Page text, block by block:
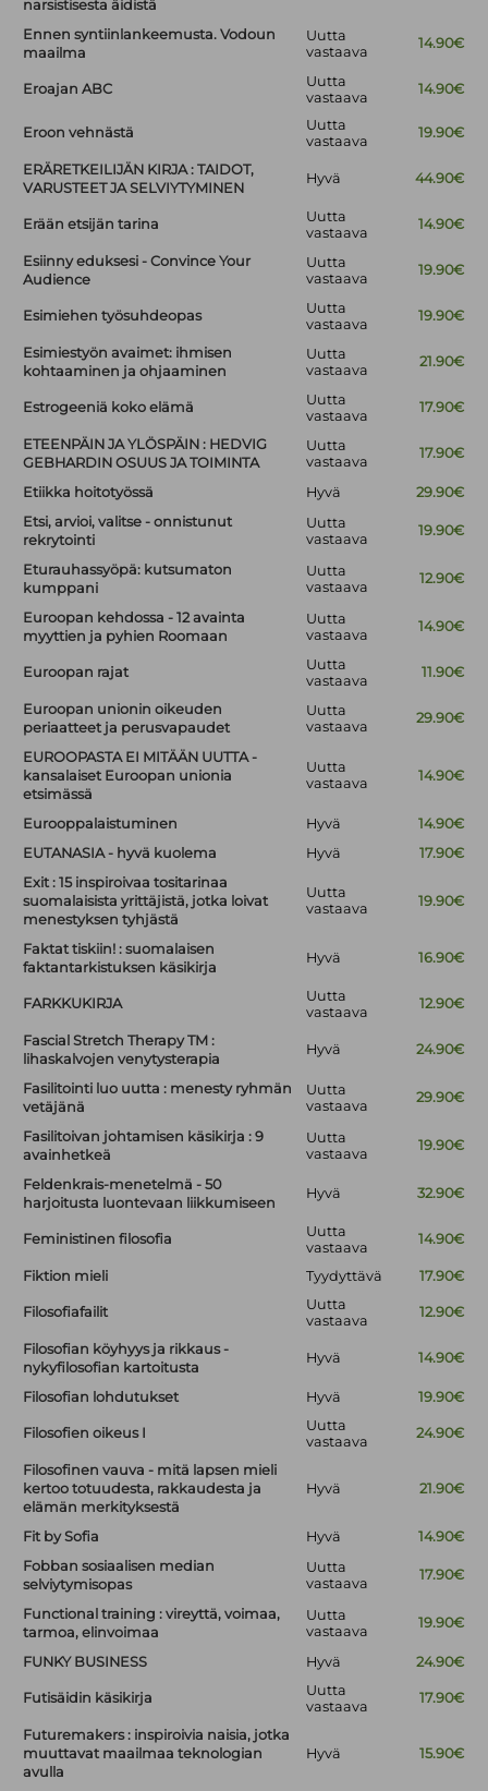
narsistisesta äidistä
Ennen syntiinlankeemusta. Vodoun
maailma
Uutta
vastaava
14.90€
Eroajan ABC
Uutta
vastaava
14.90€
Eroon vehnästä
Uutta
vastaava
19.90€
ERÄRETKEILIJÄN KIRJA : TAIDOT,
VARUSTEET JA SELVIYTYMINEN
Hyvä 44.90€
Erään etsijän tarina
Uutta
vastaava
14.90€
Esiinny eduksesi - Convince Your
Audience
Uutta
vastaava
19.90€
Esimiehen työsuhdeopas
Uutta
vastaava
19.90€
Esimiestyön avaimet: ihmisen
kohtaaminen ja ohjaaminen
Uutta
vastaava
21.90€
Estrogeeniä koko elämä
Uutta
vastaava
17.90€
ETEENPÄIN JA YLÖSPÄIN : HEDVIG
GEBHARDIN OSUUS JA TOIMINTA
Uutta
vastaava
17.90€
Etiikka hoitotyössä Hyvä
29.90€
Etsi, arvioi, valitse - onnistunut
rekrytointi
Uutta
vastaava
19.90€
Eturauhassyöpä: kutsumaton
kumppani
Uutta
vastaava
12.90€
Euroopan kehdossa - 12 avainta
myyttien ja pyhien Roomaan
Uutta
vastaava
14.90€
Euroopan rajat
Uutta
vastaava
11.90€
Euroopan unionin oikeuden
periaatteet ja perusvapaudet
Uutta
vastaava
29.90€
EUROOPASTA EI MITÄÄN UUTTA -
kansalaiset Euroopan unionia
etsimässä
Uutta
vastaava
14.90€
Eurooppalaistuminen Hyvä
14.90€
EUTANASIA - hyvä kuolema
Hyvä
17.90€
Exit : 15 inspiroivaa tositarinaa
suomalaisista yrittäjistä, jotka loivat
menestyksen tyhjästä
Uutta
vastaava
19.90€
Faktat tiskiin! : suomalaisen
faktantarkistuksen käsikirja
Hyvä 16.90€
FARKKUKIRJA
Uutta
vastaava
12.90€
Fascial Stretch Therapy TM :
lihaskalvojen venytysterapia
Hyvä 24.90€
Fasilitointi luo uutta : menesty ryhmän
vetäjänä
Uutta
vastaava
29.90€
Fasilitoivan johtamisen käsikirja : 9
avainhetkeä
Uutta
vastaava
19.90€
Feldenkrais-menetelmä - 50
harjoitusta luontevaan liikkumiseen
Hyvä 32.90€
Feministinen filosofia
Uutta
vastaava
14.90€
Fiktion mieli Tyydyttävä 17.90€
Filosofiafailit
Uutta
vastaava
12.90€
Filosofian köyhyys ja rikkaus -
nykyfilosofian kartoitusta
Hyvä 14.90€
Filosofian lohdutukset Hyvä 19.90€
Filosofien oikeus I
Uutta
vastaava
24.90€
Filosofinen vauva - mitä lapsen mieli
kertoo totuudesta, rakkaudesta ja
elämän merkityksestä
Hyvä 21.90€
Fit by Sofia Hyvä
14.90€
Fobban sosiaalisen median
selviytymisopas
Uutta
vastaava
17.90€
Functional training : vireyttä, voimaa,
tarmoa, elinvoimaa
Uutta
vastaava
19.90€
FUNKY BUSINESS Hyvä 24.90€
Futisäidin käsikirja
Uutta
vastaava
17.90€
Futuremakers : inspiroivia naisia, jotka
muuttavat maailmaa teknologian
avulla
Hyvä 15.90€